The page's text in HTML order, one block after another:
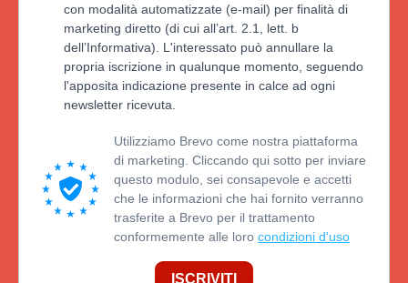
con modalità automatizzate (e-mail) per finalità di
marketing diretto (di cui all’art. 2.1, lett. b
dell’Informativa). L'interessato può annullare la
propria iscrizione in qualunque momento, seguendo
l'apposita indicazione presente in calce ad ogni
newsletter ricevuta.
Utilizziamo Brevo come nostra piattaforma
di marketing. Cliccando qui sotto per inviare
questo modulo, sei consapevole e accetti
che le informazioni che hai fornito verranno
trasferite a Brevo per il trattamento
conformemente alle loro condizioni d'uso
ISCRIVITI